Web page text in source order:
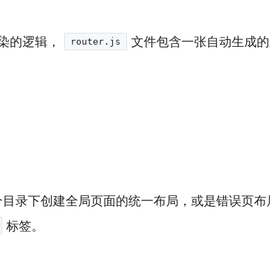
的逻辑， router.js 文件包含一张自动生成
录下创建全局页面的统一布局，或是错误页
标签。